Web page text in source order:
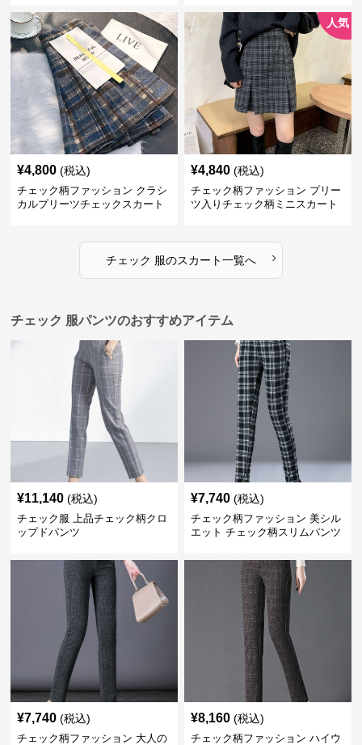
¥4,800 (税込)
チェック柄ファッション クラシ
カルプリーツチェックスカート
人気
¥4,840 (税込)
チェック柄ファッション プリー
ツ入りチェック柄ミニスカート
チェック 服のスカート一覧へ ›
チェック 服パンツのおすすめアイテム
¥11,140 (税込)
チェック服 上品チェック柄クロ
ップドパンツ
¥7,740 (税込)
チェック柄ファッション 美シル
エット チェック柄スリムパンツ
¥7,740 (税込)
チェック柄ファッション 大人の
¥8,160 (税込)
チェック柄ファッション ハイウ